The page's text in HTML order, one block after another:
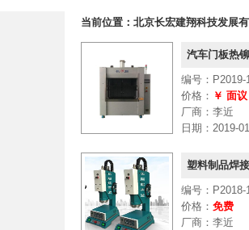
当前位置： 北京长宏建翔科技发展
汽车门板热
编号：P2019-
价格： ￥ 面
厂商：李近
日期：2019-
塑料制品焊
编号：P2018-
价格： 免费
厂商：李近